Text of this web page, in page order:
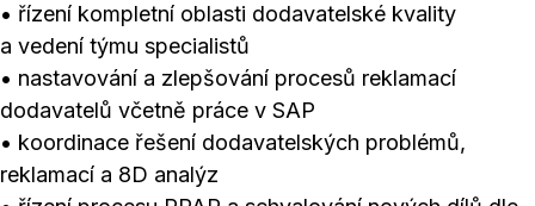
• řízení kompletní oblasti dodavatelské kvality
a vedení týmu specialistů
• nastavování a zlepšování procesů reklamací
dodavatelů včetně práce v SAP
• koordinace řešení dodavatelských problémů,
reklamací a 8D analýz